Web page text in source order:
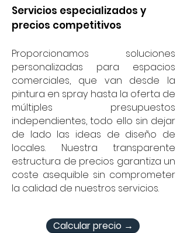
Servicios especializados y
precios competitivos
Proporcionamos soluciones
personalizadas para espacios
comerciales, que van desde la
pintura en spray hasta la oferta de
múltiples presupuestos
independientes, todo ello sin dejar
de lado las ideas de diseño de
locales. Nuestra transparente
estructura de precios garantiza un
coste asequible sin comprometer
la calidad de nuestros servicios.
Calcular precio →